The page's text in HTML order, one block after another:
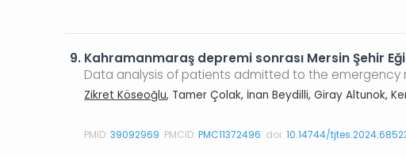
9. Kahramanmaraş depremi sonrası Mersin Şehir
Data analysis of patients admitted to the emergency
Zikret Köseoğlu, Tamer Çolak, İnan Beydilli, Giray Altunok,
PMID:39092969 PMCID:PMC11372496 doi:10.14744/